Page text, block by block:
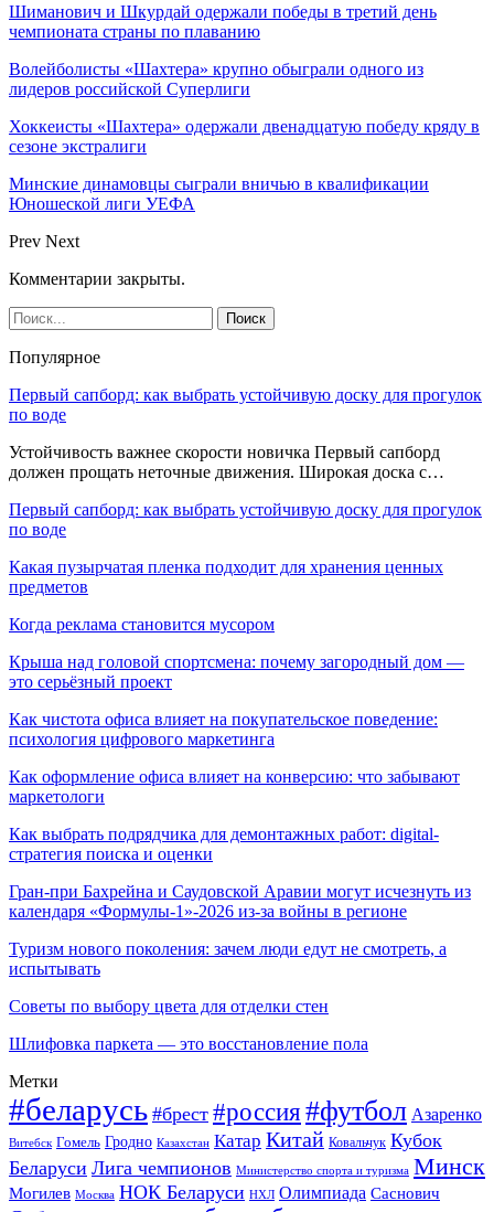
Шиманович и Шкурдай одержали победы в третий день
чемпионата страны по плаванию
Волейболисты «Шахтера» крупно обыграли одного из
лидеров российской Суперлиги
Хоккеисты «Шахтера» одержали двенадцатую победу кряду в
сезоне экстралиги
Минские динамовцы сыграли вничью в квалификации
Юношеской лиги УЕФА
Prev Next
Комментарии закрыты.
Популярное
Первый сапборд: как выбрать устойчивую доску для прогулок
по воде
Устойчивость важнее скорости новичка Первый сапборд
должен прощать неточные движения. Широкая доска с…
Первый сапборд: как выбрать устойчивую доску для прогулок
по воде
Какая пузырчатая пленка подходит для хранения ценных
предметов
Когда реклама становится мусором
Крыша над головой спортсмена: почему загородный дом —
это серьёзный проект
Как чистота офиса влияет на покупательское поведение:
психология цифрового маркетинга
Как оформление офиса влияет на конверсию: что забывают
маркетологи
Как выбрать подрядчика для демонтажных работ: digital-
стратегия поиска и оценки
Гран-при Бахрейна и Саудовской Аравии могут исчезнуть из
календаря «Формулы-1»-2026 из-за войны в регионе
Туризм нового поколения: зачем люди едут не смотреть, а
испытывать
Советы по выбору цвета для отделки стен
Шлифовка паркета — это восстановление пола
Метки
#беларусь #брест #россия#футбол Азаренко
Витебск Гомель Гродно Казахстан Катар Китай Ковальчук Кубок
Беларуси Лига чемпионов Министерство спорта и туризма Минск
Могилев Москва НОК Беларуси НХЛ Олимпиада Саснович